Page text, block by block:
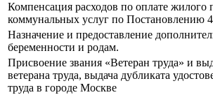
Компенсация расходов по оплате жилого
коммунальных услуг по Постановлению
Назначение и предоставление
беременности и родам.
Присвоение звания «Ветеран труда» и
ветерана труда, выдача дубликата
труда в городе Москве